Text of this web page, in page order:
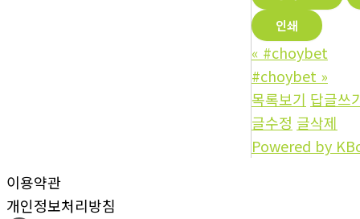
인쇄
« #choybet
#choybet »
목록보기 답글쓰
글수정 글삭제
Powered by
이용약관
개인정보처리방침